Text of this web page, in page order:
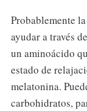
Probablemente
ayudar a través
un aminoácido
estado de
melatonina.
carbohidratos,